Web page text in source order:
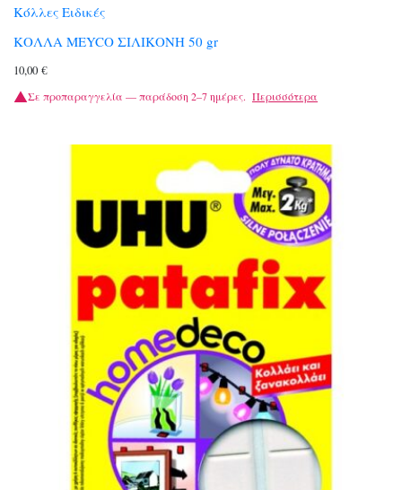
Κόλλες Ειδικές
ΚΟΛΛΑ MEYCO ΣΙΛΙΚΟΝΗ 50 gr
10,00 €
Σε προπαραγγελία — παράδοση 2–7 ημέρες. Περισσότερα